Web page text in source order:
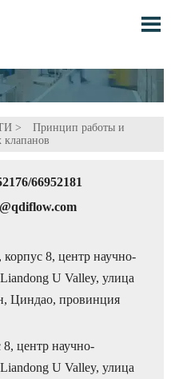

>
Принцип работы и
66952181
8, центр научно-
U Valley, улица
Циндао, провинция
центр научно-
U Valley, улица